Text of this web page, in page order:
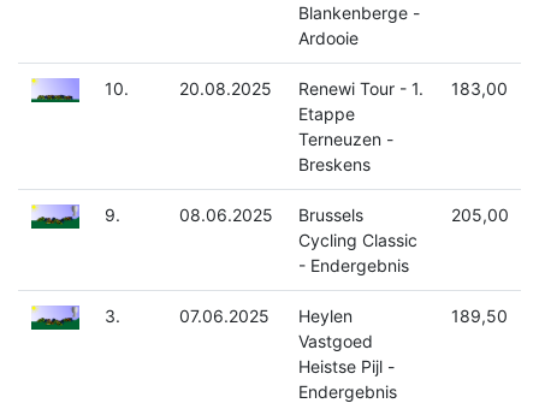
Blankenberge -
Ardooie
10. 20.08.2025
Renewi Tour - 1.
Etappe
Terneuzen -
Breskens
183,00
9. 08.06.2025
Brussels
Cycling Classic
- Endergebnis
205,00
3. 07.06.2025
Heylen
Vastgoed
Heistse Pijl -
Endergebnis
189,50